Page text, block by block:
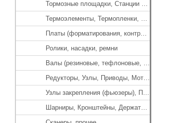
Тормозные площадки, Станции парковки
Термоэлементы, Термопленки, Термисторы
Платы (форматирования, контроллера, питания)
Ролики, насадки, ремни
Валы (резиновые, тефлоновые, прочие)
Редукторы, Узлы, Приводы, Моторы
Узлы закрепления (фьюзеры), Печи, Термоузлы
Шарниры, Кронштейны, Держатели